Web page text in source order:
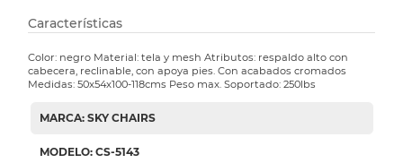
Características
Color: negro Material: tela y mesh Atributos: respaldo alto con
cabecera, reclinable, con apoya pies. Con acabados cromados
Medidas: 50x54x100-118cms Peso max. Soportado: 250lbs
MARCA: SKY CHAIRS
MODELO: CS-5143